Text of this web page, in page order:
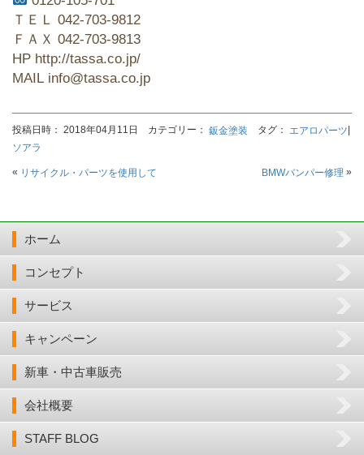
ＴＥＬ 042-703-9812
ＦＡＸ 042-703-9813
HP http://tassa.co.jp/
MAIL info@tassa.co.jp
投稿日時： 2018年04月11日 カテゴリー： 鈑金塗装 タグ： エアロパーツ
ソアラ
« リサイクル・パーツを使用して BMWバンパー修理 »
ホーム
コンセプト
サービス
キャンペーン
新車・中古車販売
会社概要
STAFF BLOG